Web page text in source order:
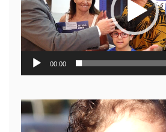
00:00
Reproductor
de